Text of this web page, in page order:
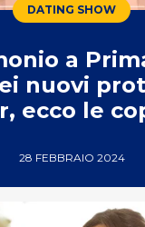
DATING SHOW
a
nuovi
ecco le
28 FEBBRAIO 2024